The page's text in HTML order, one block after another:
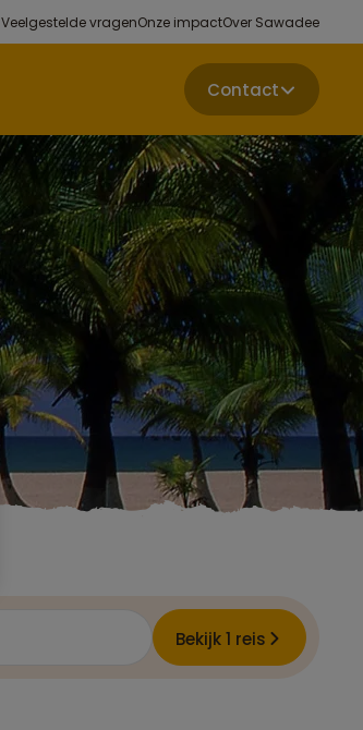
Veelgestelde vragenOnze impactOver Sawadee
Contact
Bekijk 1 reis